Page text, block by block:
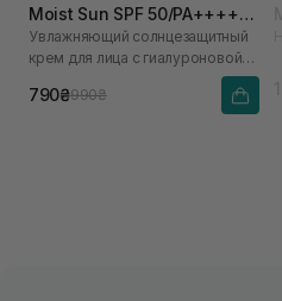
Moist Sun SPF 50/PA++++
50 мл
Увлажняющий солнцезащитный
крем для лица с гиалуроновой
790₴990₴